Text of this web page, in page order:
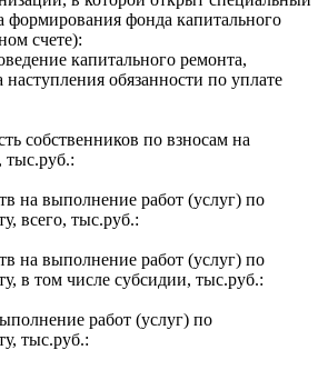
формирования фонда капитального
счете):
капитального ремонта,
обязанности по уплате
собственников по взносам на
тыс.руб.:
на выполнение работ (услуг) по
всего, тыс.руб.:
на выполнение работ (услуг) по
в том числе субсидии, тыс.руб.:
работ (услуг) по
тыс.руб.: